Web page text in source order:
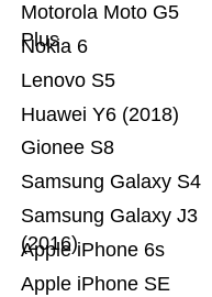
Apple iPhone SE
Apple iPhone 6s
Samsung Galaxy J3
(2016)
Samsung Galaxy S4
Gionee S8
Huawei Y6 (2018)
Lenovo S5
Nokia 6
Motorola Moto G5
Plus